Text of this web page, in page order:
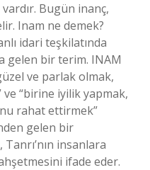
Bugün inanç,
Inam ne demek?
idari teşkilatında
gelen bir terim. INAM
ve parlak olmak,
“birine iyilik yapmak,
rahat ettirmek”
gelen bir
insanlara
ifade eder.